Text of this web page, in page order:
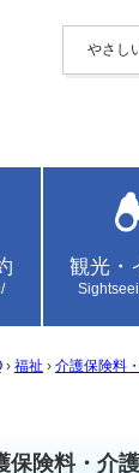
やさし
観光・
› 福祉 › 介護保険料
保険料・介